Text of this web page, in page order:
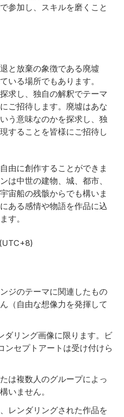
参加し、スキルを磨くこと
と放棄の象徴である廃墟
いる場所でもあります。
求し、独自の解釈でテーマ
ご招待します。廃墟はあな
う意味なのかを探求し、独
することを皆様にご招待し
由に創作することができま
は中世の建物、城、都市、
宙船の残骸からでも構いま
ある感情や物語を作品に込
す。
ジのテーマに関連したもの
（自由な想像力を発揮して
ダリング画像に限ります。ビ
ンセプトアートは受け付けら
は複数人のグループによっ
いません。
レンダリングされた作品を